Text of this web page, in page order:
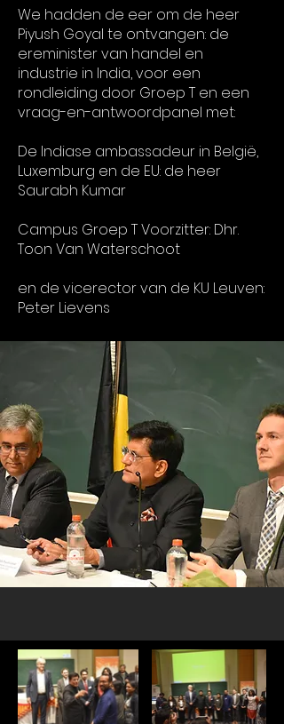
We hadden de eer om de heer
Piyush Goyal te ontvangen: de
ereminister van handel en
industrie in India, voor een
rondleiding door Groep T en een
vraag-en-antwoordpanel met:
De Indiase ambassadeur in België,
Luxemburg en de EU: de heer
Saurabh Kumar
Campus Groep T Voorzitter: Dhr.
Toon Van Waterschoot
en de vicerector van de KU Leuven:
Peter Lievens